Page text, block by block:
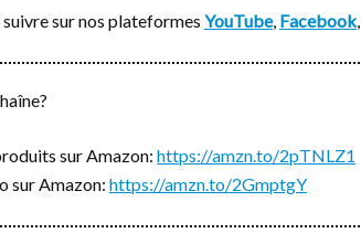
sur nos plateformes YouTube, Facebook,
sur Amazon: https://amzn.to/2pTNLZ1
sur Amazon: https://amzn.to/2GmptgY